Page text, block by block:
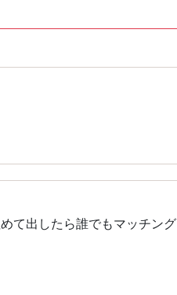
て出したら誰でもマッチング